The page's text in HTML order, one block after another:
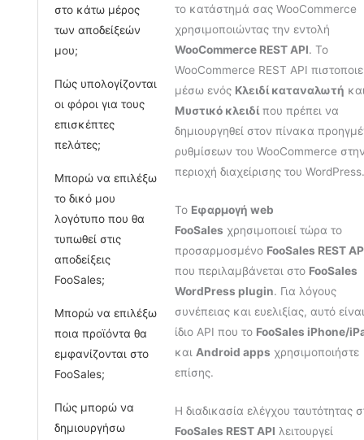
στο κάτω μέρος
των αποδείξεών
μου;
Πώς υπολογίζονται
οι φόροι για τους
επισκέπτες
πελάτες;
Μπορώ να επιλέξω
το δικό μου
λογότυπο που θα
τυπωθεί στις
αποδείξεις
FooSales;
Μπορώ να επιλέξω
ποια προϊόντα θα
εμφανίζονται στο
FooSales;
Πώς μπορώ να
δημιουργήσω
το κατάστημά σας WooCommerce
χρησιμοποιώντας την εντολή
WooCommerce REST API. Το
WooCommerce REST API
μέσω ενός Κλειδί καταναλωτή
Μυστικό κλειδίπου πρέπει να
δημιουργηθεί στον πίνακα
ρυθμίσεων του WooCommerce
περιοχή διαχείρισης του
Το Εφαρμογή web
FooSales χρησιμοποιεί τώρα το
προσαρμοσμένο FooSales REST
που περιλαμβάνεται στο FooSales
WordPress plugin. Για λόγους
συνέπειας και ευελιξίας, αυτό
ίδιο API που το FooSales iPhone/
και Android apps χρησιμοποιήστε
επίσης.
Η διαδικασία ελέγχου ταυτότητας
FooSales REST API λειτουργεί